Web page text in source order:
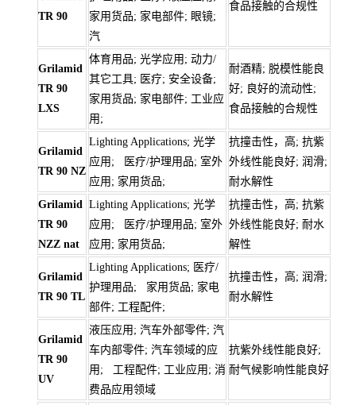
TR 90
家用货品; 家电部件; 眼镜;
汽
食品接触的合规性
Grilamid
TR 90
LXS
体育用品; 光学应用; 动力/
其它工具; 医疗; 安全设备;
家用货品; 家电部件; 工业应
用;
耐酒精; 脱模性能良
好; 良好的流动性;
食品接触的合规性
Grilamid
TR 90 NZ
Lighting Applications; 光学
应用; 医疗/护理用品; 室外
应用; 家用货品;
抗撞击性，高; 抗紫
外线性能良好; 润滑;
耐水解性
Grilamid
TR 90
NZZ nat
Lighting Applications; 光学
应用; 医疗/护理用品; 室外
应用; 家用货品;
抗撞击性，高; 抗紫
外线性能良好; 耐水
解性
Grilamid
TR 90 TL
Lighting Applications; 医疗/
护理用品; 家用货品; 家电
部件; 工程配件;
抗撞击性，高; 润滑;
耐水解性
Grilamid
TR 90
UV
液压应用; 汽车外部零件; 汽
车内部零件; 汽车领域的应
用; 工程配件; 工业应用; 消
费品应用领域
抗紫外线性能良好;
耐气候影响性能良好